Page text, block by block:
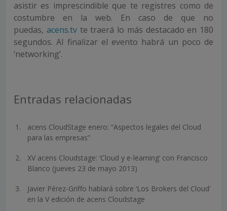
asistir es imprescindible que te registres como de
costumbre en la web. En caso de que no
puedas, acens.tvte traerá lo más destacado en 180
segundos. Al finalizar el evento habrá un poco de
‘networking’.
Entradas relacionadas
acens CloudStage enero: “Aspectos legales del Cloud
para las empresas”
XV acens Cloudstage: ‘Cloud y e-learning’ con Francisco
Blanco (jueves 23 de mayo 2013)
Javier Pérez-Griffo hablará sobre ‘Los Brokers del Cloud’
en la V edición de acens Cloudstage